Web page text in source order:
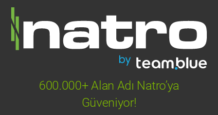
600.000+ Alan Adı Natro’ya
Güveniyor!